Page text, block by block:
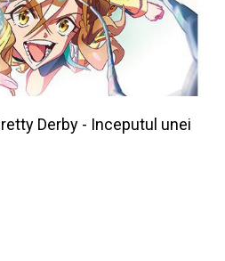
Derby - Inceputul unei